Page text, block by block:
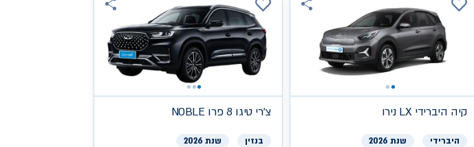
קיה היברידי LX נירו
היברידי שנת 2026
צ'ריNOBLE טיגו 8 פרו
בנזין שנת 2026